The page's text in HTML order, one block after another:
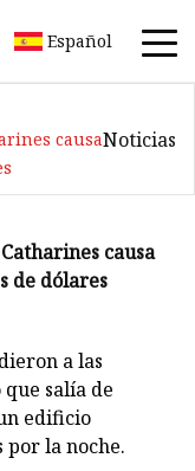
Español
causaNoticias
causa
de dólares
a las
salía de
edificio
por la noche.